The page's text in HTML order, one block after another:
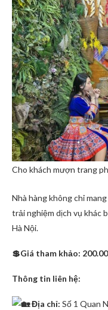
Cho khách mượn trang
Nhà hàng không chỉ
trải nghiệm dịch vụ khác
Hà Nội.
💲Giá tham khảo:
Thông tin liên hệ:
Địa chỉ: Số 1 Quan